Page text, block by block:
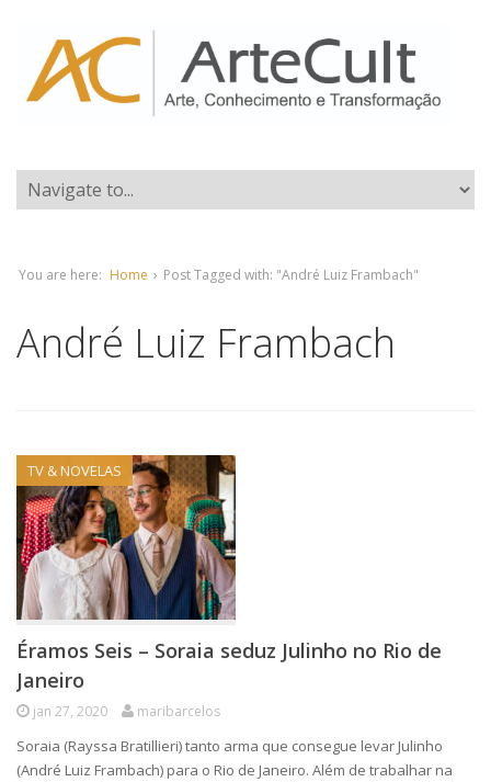
You are here: Home › Post Tagged with: "André Luiz Frambach"
André Luiz Frambach
TV & NOVELAS
Éramos Seis – Soraia seduz Julinho no Rio de
Janeiro
jan 27, 2020 maribarcelos
Soraia (Rayssa Bratillieri) tanto arma que consegue levar Julinho
(André Luiz Frambach) para o Rio de Janeiro. Além de trabalhar na